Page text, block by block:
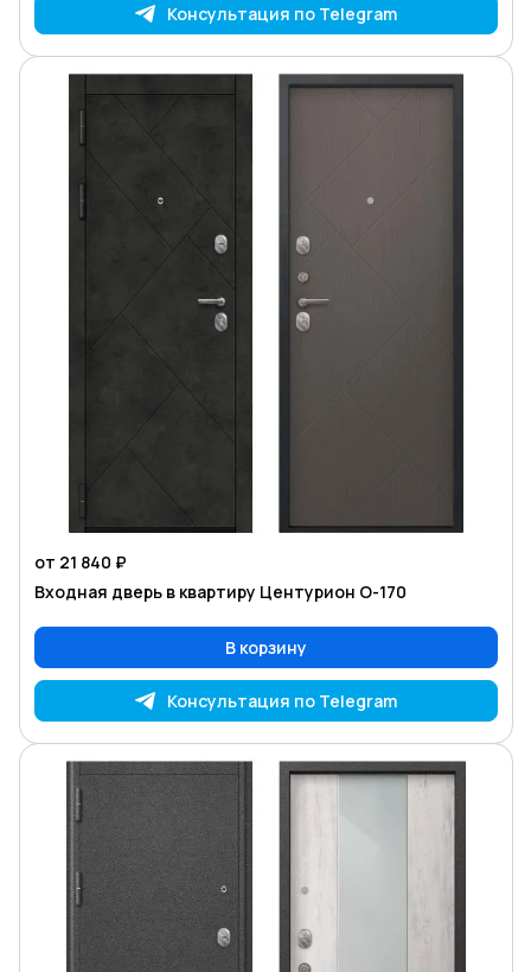
Консультация по Telegram
от 21 840 ₽
Входная дверь в квартиру Центурион O-170
В корзину
Консультация по Telegram